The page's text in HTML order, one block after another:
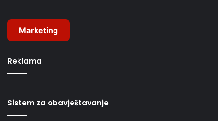
Marketing
Reklama
Sistem za obavještavanje